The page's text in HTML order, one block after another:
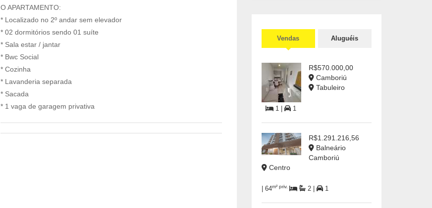
O APARTAMENTO:
* Localizado no 2º andar sem elevador
* 02 dormitórios sendo 01 suíte
* Sala estar / jantar
* Bwc Social
* Cozinha
* Lavanderia separada
* Sacada
* 1 vaga de garagem privativa
Vendas Aluguéis
R$570.000,00
Camboriú
Tabuleiro
1 | 1
R$1.291.216,56
Balneário
Camboriú
Centro
| 64m² priv. 2 | 1